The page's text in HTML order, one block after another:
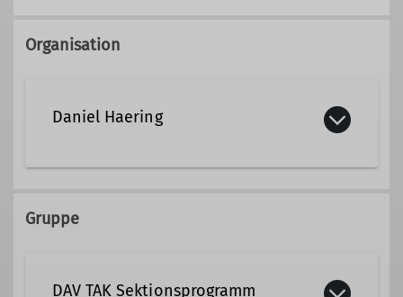
Organisation
Daniel Haering
Gruppe
DAV TAK Sektionsprogramm